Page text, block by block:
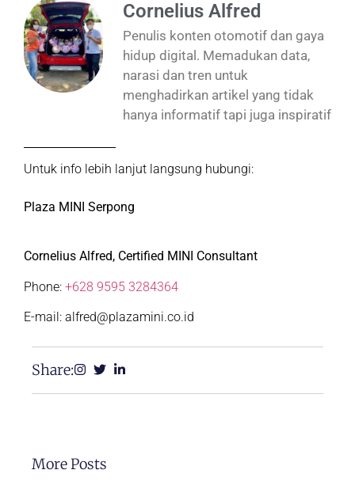
Cornelius Alfred
Penulis konten otomotif dan gaya
hidup digital. Memadukan data,
narasi dan tren untuk
menghadirkan artikel yang tidak
hanya informatif tapi juga inspiratif
Untuk info lebih lanjut langsung hubungi:
Plaza MINI Serpong
Cornelius Alfred, Certified MINI Consultant
Phone: +628 9595 3284364
E-mail: alfred@plazamini.co.id
Share:
More Posts